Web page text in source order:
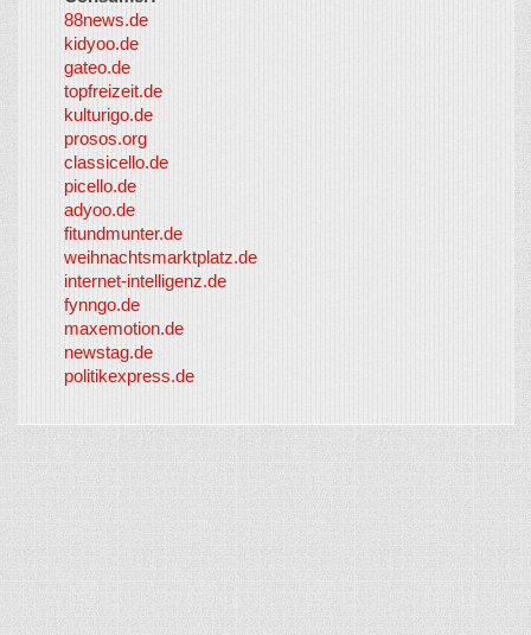
88news.de
kidyoo.de
gateo.de
topfreizeit.de
kulturigo.de
prosos.org
classicello.de
picello.de
adyoo.de
fitundmunter.de
weihnachtsmarktplatz.de
internet-intelligenz.de
fynngo.de
maxemotion.de
newstag.de
politikexpress.de